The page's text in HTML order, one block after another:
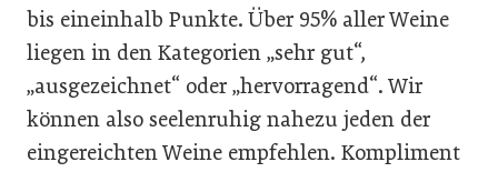
bis eineinhalb Punkte. Über 95% aller Weine
liegen in den Kategorien „sehr gut“,
„ausgezeichnet“ oder „hervorragend“. Wir
können also seelenruhig nahezu jeden der
eingereichten Weine empfehlen. Kompliment